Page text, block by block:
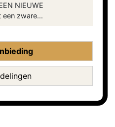
NIEUWE
een zware...